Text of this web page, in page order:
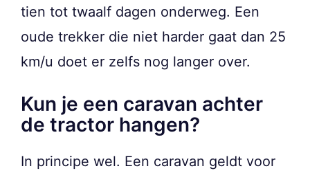
tien tot twaalf dagen onderweg. Een
oude trekker die niet harder gaat dan 25
km/u doet er zelfs nog langer over.
Kun je een caravan achter
de tractor hangen?
In principe wel. Een caravan geldt voor